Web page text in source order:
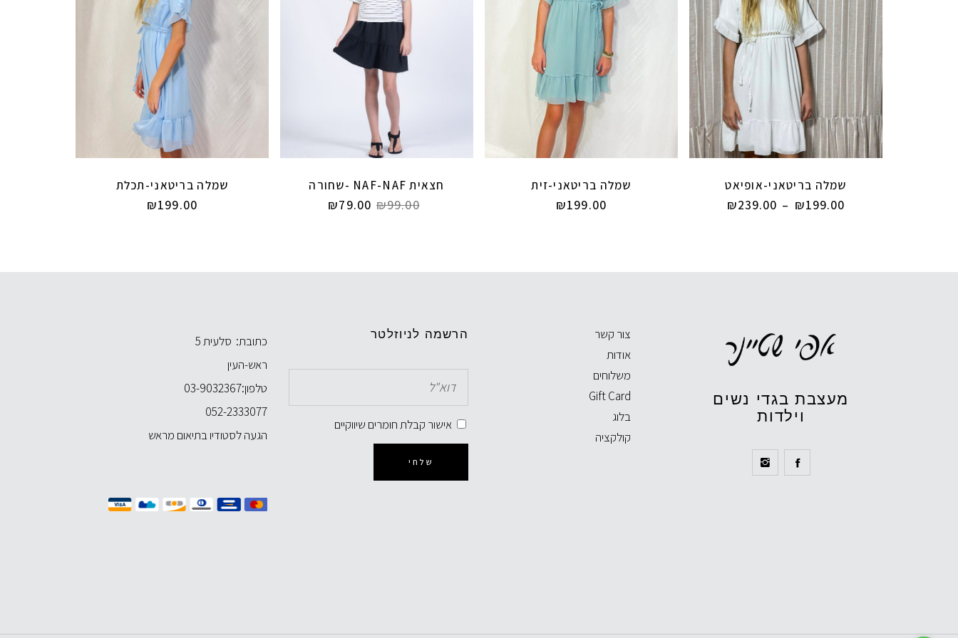
שמלה בריטאני-אופיאט
₪199.00
–
₪239.00
שמלה בריטאני-זית
₪199.00
חצאית NAF-NAF -שחורה
₪99.00
₪79.00
שמלה בריטאני-תכלת
₪199.00
מעצבת בגדי נשים
וילדות
צור קשר
אודות
משלוחים
Gift Card
בלוג
קולקציה
הרשמה לניוזלטר
אישור קבלת חומרים שיווקיים
שלחי
כתובת: סלעית 5
ראש-העין
טלפון:03-9032367
052-2333077
הגעה לסטודיו בתיאום מראש